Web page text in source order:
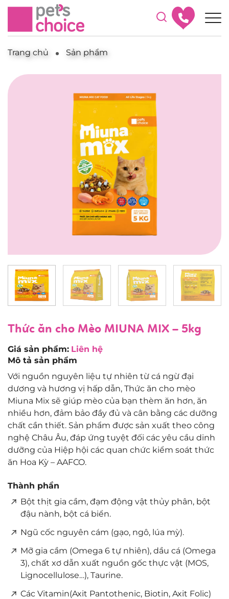
Trang chủ Sản phẩm
Thức ăn cho Mèo MIUNA MIX – 5kg
Giá sản phẩm: Liên hệ
Mô tả sản phẩm
Với nguồn nguyên liệu tự nhiên từ cá ngừ đại
dương và hương vị hấp dẫn, Thức ăn cho mèo
Miuna Mix sẽ giúp mèo của bạn thèm ăn hơn, ăn
nhiều hơn, đảm bảo đầy đủ và cân bằng các dưỡng
chất cần thiết. Sản phẩm được sản xuất theo công
nghệ Châu Âu, đáp ứng tuyệt đối các yêu cầu dinh
dưỡng của Hiệp hội các quan chức kiểm soát thức
ăn Hoa Kỳ – AAFCO.
Thành phần
Bột thịt gia cầm, đạm động vật thủy phân, bột
đậu nành, bột cá biển.
Ngũ cốc nguyên cám (gạo, ngô, lúa mỳ).
Mỡ gia cầm (Omega 6 tự nhiên), dầu cá (Omega
3), chất xơ dẫn xuất nguồn gốc thực vật (MOS,
Lignocellulose…), Taurine.
Các Vitamin(Axit Pantothenic, Biotin, Axit Folic)